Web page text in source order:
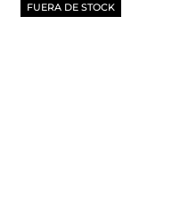
FUERA DE STOCK